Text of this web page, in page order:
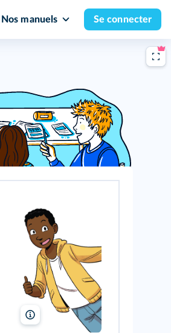
Nos manuels Se connecter
Vincent Brascaglia/Lelivrescolaire.fr